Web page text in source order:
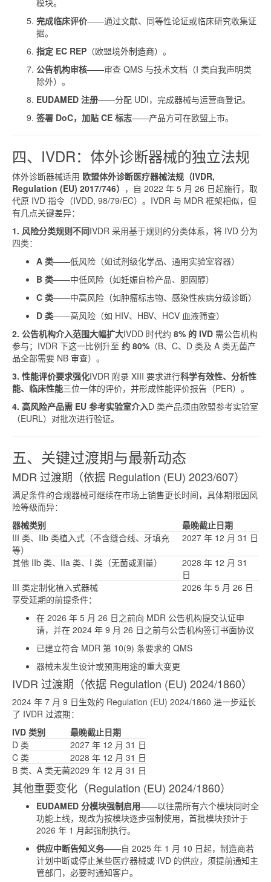
完成临床评价——通过文献、同等性论证或临床研究收集证
据。
指定 EC REP （欧盟境外制造商）。
公告机构审核——审查 QMS 与技术文档（I 类自我声明类
除外）。
EUDAMED 注册——分配 UDI，完成器械与运营商登记。
签署 DoC，加贴 CE 标志——产品方可在欧盟上市。
四、IVDR：体外诊断器械的独立法规
体外诊断器械适用 欧盟体外诊断医疗器械法规（IVDR,
Regulation (EU) 2017/746） ，自 2022 年 5 月 26 日起施行，取
代原 IVD 指令（IVDD, 98/79/EC）。IVDR 与 MDR 框架相似，但
有几点关键差异：
1. 风险分类规则不同IVDR 采用基于规则的分类体系，将 IVD 分为
四类：
A 类——低风险（如试剂级化学品、通用实验室容器）
B 类——中低风险（如妊娠自检产品、胆固醇）
C 类——中高风险（如肿瘤标志物、感染性疾病分级诊断）
D 类——高风险（如 HIV、HBV、HCV 血液筛查）
2. 公告机构介入范围大幅扩大IVDD 时代约 8% 的 IVD 需公告机构
参与；IVDR 下这一比例升至 约 80% （B、C、D 类及 A 类无菌产
品全部需要 NB 审查）。
3. 性能评价要求强化IVDR 附录 XIII 要求进行科学有效性、分析性
能、临床性能三位一体的评价，并形成性能评价报告（PER）。
4. 高风险产品需 EU 参考实验室介入D 类产品须由欧盟参考实验室
（EURL）对批次进行验证。
五、关键过渡期与最新动态
MDR 过渡期（依据 Regulation (EU) 2023/607）
满足条件的合规器械可继续在市场上销售更长时间，具体期限因风
险等级而异：
器械类别
最晚截止日期
III 类、IIb 类植入式（不含缝合线、牙填充
等）
2027 年 12 月 31 日
其他 IIb 类、IIa 类、I 类（无菌或测量）
2028 年 12 月 31
日
III 类定制化植入式器械
2026 年 5 月 26 日
享受延期的前提条件：
在 2026 年 5 月 26 日之前向 MDR 公告机构提交认证申
请，并在 2024 年 9 月 26 日之前与公告机构签订书面协议
已建立符合 MDR 第 10(9) 条要求的 QMS
器械未发生设计或预期用途的重大变更
IVDR 过渡期（依据 Regulation (EU) 2024/1860）
2024 年 7 月 9 日生效的 Regulation (EU) 2024/1860 进一步延长
了 IVDR 过渡期：
IVD 类别
最晚截止日期
D 类
2027 年 12 月 31 日
C 类
2028 年 12 月 31 日
B 类、A 类无菌2029 年 12 月 31 日
其他重要变化（Regulation (EU) 2024/1860）
EUDAMED 分模块强制启用——以往需所有六个模块同时全
功能上线，现改为按模块逐步强制使用，首批模块预计于
2026 年 1 月起强制执行。
供应中断告知义务——自 2025 年 1 月 10 日起，制造商若
计划中断或停止某些医疗器械或 IVD 的供应，须提前通知主
管部门，必要时通知客户。